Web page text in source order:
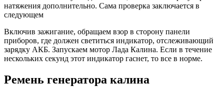
натяжения дополнительно. Сама проверка заключается в
следующем
Включив зажигание, обращаем взор в сторону панели
приборов, где должен светиться индикатор, отслеживающий
зарядку АКБ. Запускаем мотор Лада Калина. Если в течение
нескольких секунд этот индикатор гаснет, то все в норме.
Ремень генератора калина